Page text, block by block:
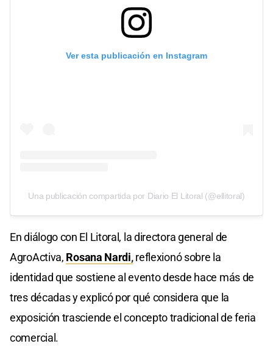
Ver esta publicación en Instagram
Una publicación compartida por Diario El Litoral (@ellitoral)
En diálogo con El Litoral, la directora general de
AgroActiva, Rosana Nardi,reflexionó sobre la
identidad que sostiene al evento desde hace más de
tres décadas y explicó por qué considera que la
exposición trasciende el concepto tradicional de feria
comercial.